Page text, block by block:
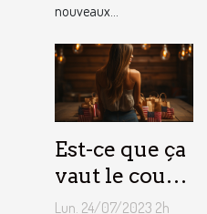
conciergerie
nouveaux...
Est-ce que ça
vaut le coup
de devenir
Lun. 24/07/2023 2h